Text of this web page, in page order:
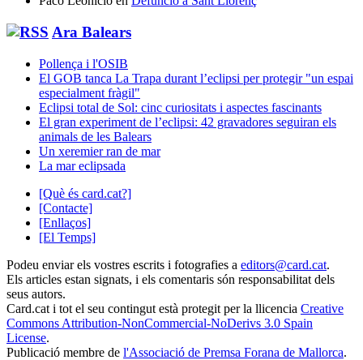
Ara Balears
Pollença i l'OSIB
El GOB tanca La Trapa durant l’eclipsi per protegir "un espai
especialment fràgil"
Eclipsi total de Sol: cinc curiositats i aspectes fascinants
El gran experiment de l’eclipsi: 42 gravadores seguiran els
animals de les Balears
Un xeremier ran de mar
La mar eclipsada
[Què és card.cat?]
[Contacte]
[Enllaços]
[El Temps]
Podeu enviar els vostres escrits i fotografies a editors@card.cat.
Els articles estan signats, i els comentaris són responsabilitat dels
seus autors.
Card.cat i tot el seu contingut està protegit per la llicencia Creative
Commons Attribution-NonCommercial-NoDerivs 3.0 Spain
License.
Publicació membre de l'Associació de Premsa Forana de Mallorca.